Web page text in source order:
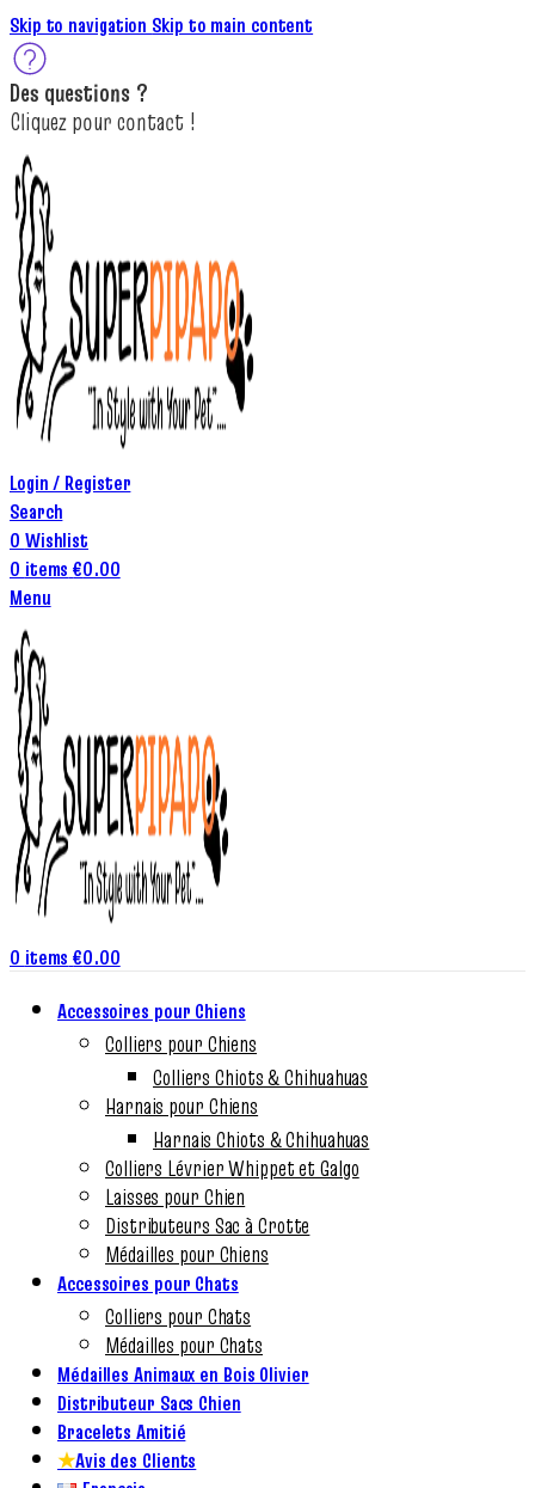
Skip to navigation Skip to main content
Des questions ?
Cliquez pourcontact !
Login / Register
Search
0 Wishlist
0 items €0.00
Menu
0 items €0.00
Accessoires pour Chiens
Colliers pour Chiens
Colliers Chiots & Chihuahuas
Harnais pour Chiens
Harnais Chiots & Chihuahuas
Colliers Lévrier Whippet et Galgo
Laisses pour Chien
Distributeurs Sac à Crotte
Médailles pour Chiens
Accessoires pour Chats
Colliers pour Chats
Médailles pour Chats
Médailles Animaux en Bois Olivier
Distributeur Sacs Chien
Bracelets Amitié
★Avis des Clients